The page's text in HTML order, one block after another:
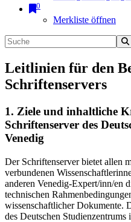
0
Merkliste öffnen
Leitlinien für den
Schriftenservers
1. Ziele und inhaltliche
Schriftenserver des
Venedig
Der Schriftenserver bietet allen
verbundenen
anderen Venedig-Expert/inn/en
technischen
wissenschaftlicher Dokumente.
des Deutschen Studienzentrums